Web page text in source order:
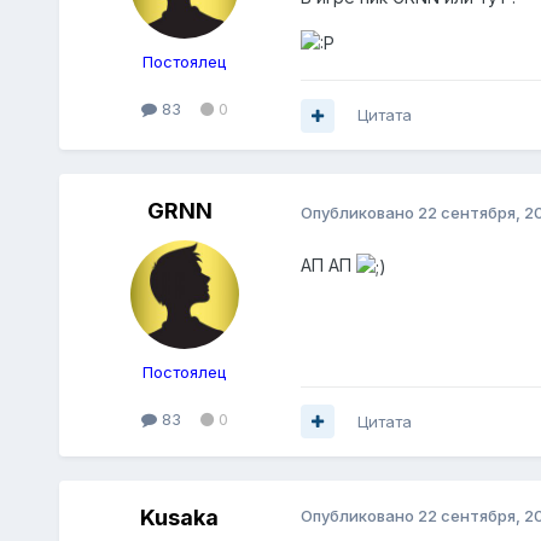
Постоялец
83 0 Цитата
GRNN
Постоялец
83 0
Опубликовано 22 сентября,
АП АП
Цитата
Kusaka Опубликовано 22 сентября,